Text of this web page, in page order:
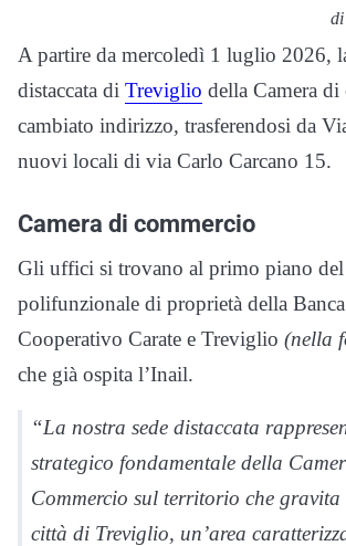
di
A partire da mercoledì 1 luglio 2026,
distaccata di Treviglio della Camera
cambiato indirizzo, trasferendosi da
nuovi locali di via Carlo Carcano 15.
Camera di commercio
Gli uffici si trovano al primo piano del
polifunzionale di proprietà della
Cooperativo Carate e Treviglio (nella
che già ospita l’Inail.
“La nostra sede distaccata
strategico fondamentale della
Commercio sul territorio che
città di Treviglio, un’area